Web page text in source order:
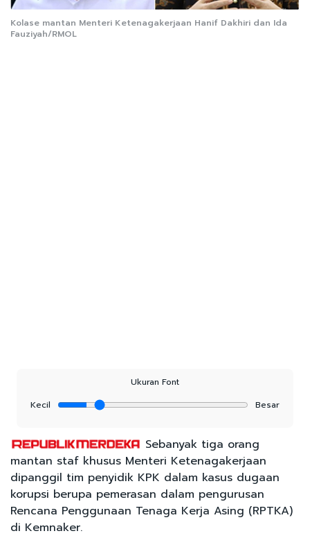
Kolase mantan Menteri Ketenagakerjaan Hanif Dakhiri dan Ida
Fauziyah/RMOL
Ukuran Font
Kecil
Besar
Sebanyak tiga orang
mantan staf khusus Menteri Ketenagakerjaan
dipanggil tim penyidik KPK dalam kasus dugaan
korupsi berupa pemerasan dalam pengurusan
Rencana Penggunaan Tenaga Kerja Asing (RPTKA)
di Kemnaker.